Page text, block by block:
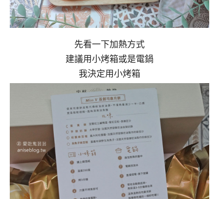
先看一下加熱方式
建議用小烤箱或是電鍋
我決定用小烤箱